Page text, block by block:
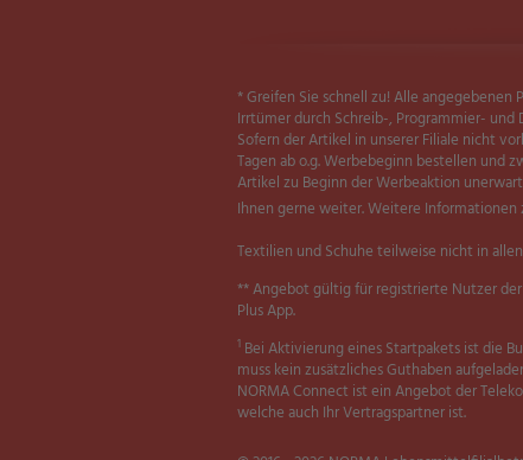
* Greifen Sie schnell zu! Alle
Irrtümer durch Schreib-, Programmier-
Sofern der Artikel in unserer Filiale nicht
Tagen ab o.g. Werbebeginn bestellen und
Artikel zu Beginn der Werbeaktion
Ihnen gerne weiter. Weitere
Textilien und Schuhe teilweise nicht in
** Angebot gültig für registrierte Nutzer der
Plus App.
1Bei Aktivierung eines Startpakets ist die
muss kein zusätzliches Guthaben
NORMA Connect ist ein Angebot der
welche auch Ihr Vertragspartner ist.